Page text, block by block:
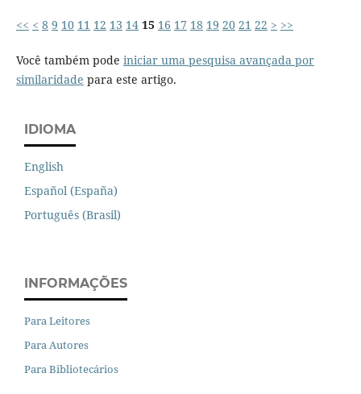
<< < 8 9 10 11 12 13 14 15 16 17 18 19 20 21 22 > >>
Você também pode iniciar uma pesquisa avançada por
similaridade para este artigo.
IDIOMA
English
Español (España)
Português (Brasil)
INFORMAÇÕES
Para Leitores
Para Autores
Para Bibliotecários